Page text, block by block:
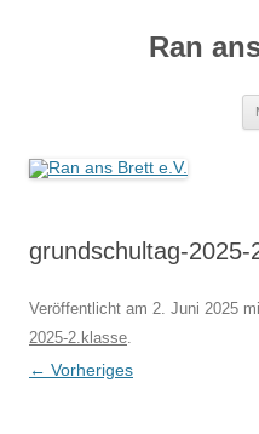
Ran
grundschultag-2025-
Veröffentlicht am 2. Juni 2025
2025-2.klasse.
← Vorheriges